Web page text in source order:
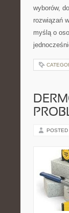
wyborów,
rozwiązań
myślą o
POSTED